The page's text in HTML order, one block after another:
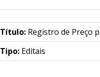
Título:Registro de Preço
Tipo:Editais